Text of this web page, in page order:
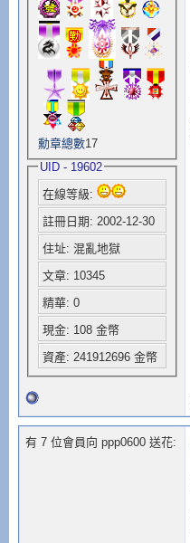
勳章總數17
UID - 19602
在線等級:
註冊日期: 2002-12-30
住址: 混亂地獄
文章: 10345
精華: 0
現金: 108 金幣
資產: 241912696 金幣
有 7 位會員向 ppp0600 送花: